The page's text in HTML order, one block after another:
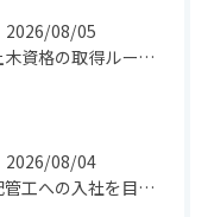
2026/08/05
土木資格の取得ルートや静岡県静岡市でのキャリアアップ戦略を現実的に解説
2026/08/04
配管工への入社を目指す方へ静岡県静岡市で仕事選びと成長のステップ徹底ガイド